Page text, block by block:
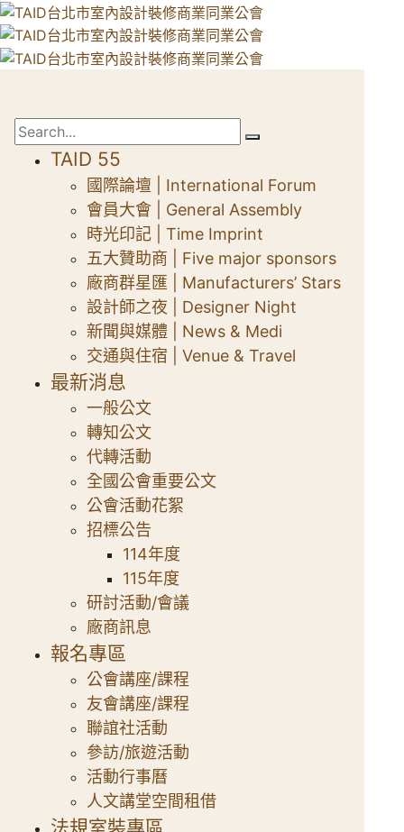
TAID 55
國際論壇 | International Forum
會員大會 | General Assembly
時光印記 | Time Imprint
五大贊助商 | Five major sponsors
廠商群星匯 | Manufacturers’ Stars
設計師之夜 | Designer Night
新聞與媒體 | News & Medi
交通與住宿 | Venue & Travel
最新消息
一般公文
轉知公文
代轉活動
全國公會重要公文
公會活動花絮
招標公告
114年度
115年度
研討活動/會議
廠商訊息
報名專區
公會講座/課程
友會講座/課程
聯誼社活動
參訪/旅遊活動
活動行事曆
人文講堂空間租借
法規室裝專區